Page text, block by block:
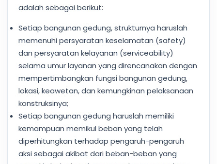
adalah sebagai berikut:
Setiap bangunan gedung, strukturnya haruslah
memenuhi persyaratan keselamatan (safety)
dan persyaratan kelayanan (serviceability)
selama umur layanan yang direncanakan dengan
mempertimbangkan fungsi bangunan gedung,
lokasi, keawetan, dan kemungkinan pelaksanaan
konstruksinya;
Setiap bangunan gedung haruslah memiliki
kemampuan memikul beban yang telah
diperhitungkan terhadap pengaruh-pengaruh
aksi sebagai akibat dari beban-beban yang